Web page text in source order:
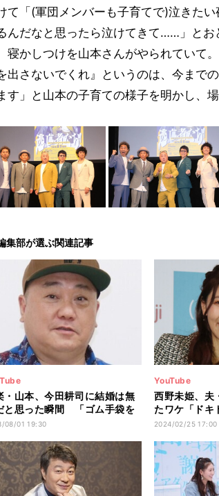
て「(軍団メンバーも子育てで)泣きた
んだなと思ったら泣けてきて……」と
寝かしつけを山本さんがやられていて
出さないでくれ』というのは、今まで
す」と山本の子育ての様子を明かし、場
集部が選ぶ関連記事
・山本、今田耕司に結婚は無
と思った瞬間 「ゴム手袋を
…」
08/01 19:30
YouTube
西野未姫、夫
たワケ「ドキ
よりも…」
2024/02/25 17:00